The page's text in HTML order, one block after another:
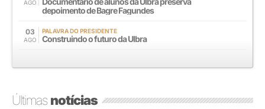
AGO
depoimento de Bagre Fagundes
03
AGO
PALAVRA DO PRESIDENTE
Construindo o futuro da Ulbra
Últimasnotícias